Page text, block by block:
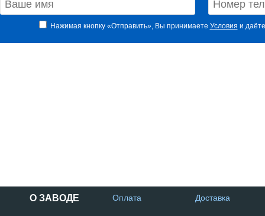
Нажимая кнопку «Отправить», Вы принимаете Условия и
О ЗАВОДЕ Оплата Доставка